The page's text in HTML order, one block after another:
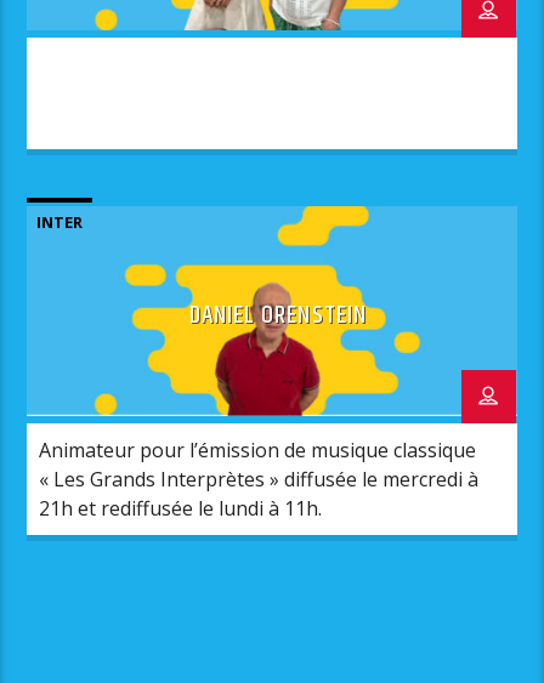
INTER
DANIEL ORENSTEIN
Animateur pour l’émission de musique classique
« Les Grands Interprètes » diffusée le mercredi à
21h et rediffusée le lundi à 11h.